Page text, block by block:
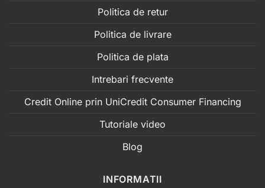
Politica de retur
Politica de livrare
Politica de plata
Intrebari frecvente
Credit Online prin UniCredit Consumer Financing
Tutoriale video
Blog
INFORMATII